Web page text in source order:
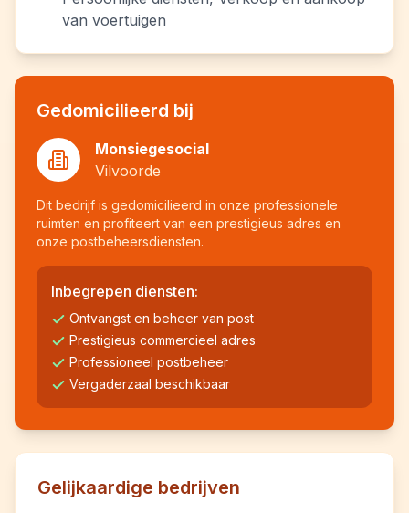
van voertuigen
Gedomicilieerd bij
Monsiegesocial
Vilvoorde
Dit bedrijf is gedomicilieerd in onze professionele
ruimten en profiteert van een prestigieus adres en
onze postbeheersdiensten.
Inbegrepen diensten:
Ontvangst en beheer van post
Prestigieus commercieel adres
Professioneel postbeheer
Vergaderzaal beschikbaar
Gelijkaardige bedrijven